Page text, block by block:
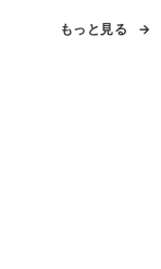
もっと見る